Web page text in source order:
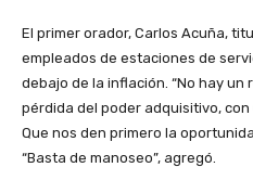
El primer orador, Carlos Acuña,
empleados de estaciones de
debajo de la inflación. “No hay
pérdida del poder adquisitivo, con
Que nos den primero la
“Basta de manoseo”, agregó.